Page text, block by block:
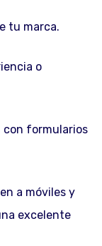
tu marca.
o
con formularios
a móviles y
excelente